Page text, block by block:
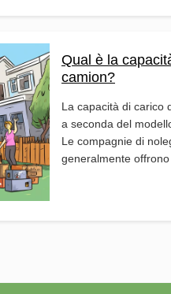
Qual è la
camion?
La capacità di carico
a seconda del
Le compagnie di
generalmente offrono